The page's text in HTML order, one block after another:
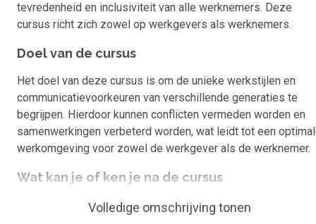
tevredenheid en inclusiviteit van alle werknemers. Deze
cursus richt zich zowel op werkgevers als werknemers.
Doel van de cursus
Het doel van deze cursus is om de unieke werkstijlen en
communicatievoorkeuren van verschillende generaties te
begrijpen. Hierdoor kunnen conflicten vermeden worden en
samenwerkingen verbeterd worden, wat leidt tot een
werkomgeving voor zowel de werkgever als de werknemer.
Wat kan je of ken je na de cursus
Na het volgen van deze cursus ken je:
Volledige omschrijving tonen